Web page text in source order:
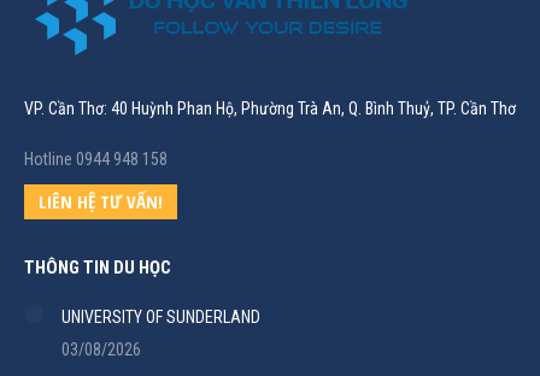
VP. Cần Thơ: 40 Huỳnh Phan Hộ, Phường Trà An, Q. Bình Thuỷ, TP. Cần Thơ
Hotline 0944 948 158
LIÊN HỆ TƯ VẤN!
THÔNG TIN DU HỌC
UNIVERSITY OF SUNDERLAND
03/08/2026